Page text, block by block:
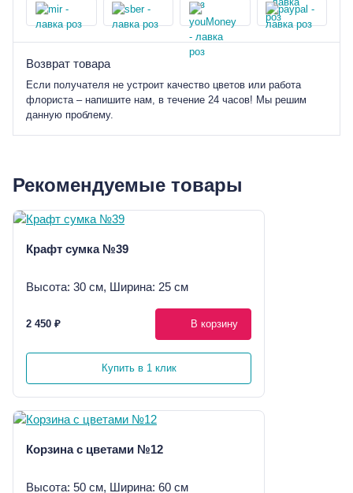
Возврат товара
Если получателя не устроит качество цветов или работа
флориста – напишите нам, в течение 24 часов! Мы решим
данную проблему.
Рекомендуемые товары
Крафт сумка №39
Высота: 30 см, Ширина: 25 см
2 450 ₽ В корзину
Купить в 1 клик
Корзина с цветами №12
Высота: 50 см, Ширина: 60 см